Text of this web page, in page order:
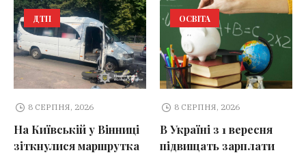
ДТП
8 СЕРПНЯ, 2026
На Київській у Вінниці
зіткнулися маршрутка
ОСВІТА
8 СЕРПНЯ, 2026
В Україні з 1 вересня
підвищать зарплати